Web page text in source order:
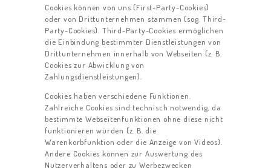
Cookies können von uns (First-Party-Cookies)
oder von Drittunternehmen stammen (sog. Third-
Party-Cookies). Third-Party-Cookies ermöglichen
die Einbindung bestimmter Dienstleistungen von
Drittunternehmen innerhalb von Webseiten (z. B.
Cookies zur Abwicklung von
Zahlungsdienstleistungen).
Cookies haben verschiedene Funktionen.
Zahlreiche Cookies sind technisch notwendig, da
bestimmte Webseitenfunktionen ohne diese nicht
funktionieren würden (z. B. die
Warenkorbfunktion oder die Anzeige von Videos).
Andere Cookies können zur Auswertung des
Nutzerverhaltens oder zu Werbezwecken